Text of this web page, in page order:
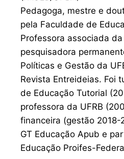
Pedagoga, mestre e
pela Faculdade de
Professora associada da
pesquisadora
Políticas e Gestão da
Revista Entreideias. Foi
de Educação Tutorial
professora da UFRB
financeira (gestão
GT Educação Apub e
Educação Proifes-